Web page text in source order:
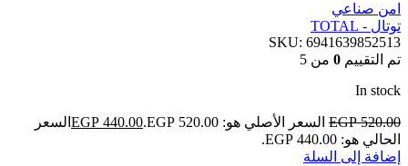
امن صناعي
توتال - TOTAL
SKU: 6941639852513
تم التقييم 0 من 5
In stock
EGP520.00 السعر الأصلي هو: EGP 520.00. EGP 440.00
السعر
الحالي هو: EGP 440.00.
إضافة إلى السلة